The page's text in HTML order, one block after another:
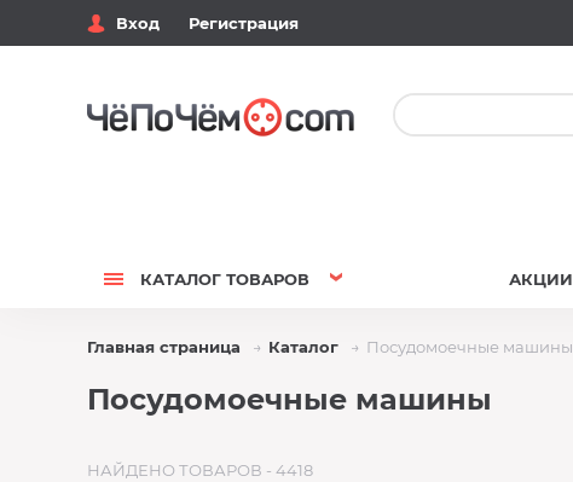
Вход Регистрация
КАТАЛОГ ТОВАРОВ АКЦИИ
Главная страница Каталог Посудомоечные машины
Посудомоечные машины
НАЙДЕНО ТОВАРОВ - 4418